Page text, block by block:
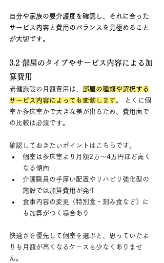
自分や家族の要介護度を確認し、それに合った
サービス内容と費用のバランスを見極めること
が大切です。
3.2 部屋のタイプやサービス内容による加
算費用
老健施設の月額費用は、 部屋の種類や選択する
サービス内容によっても変動 します。 とくに個
室か多床室かで大きな差が出るため、費用面で
の比較は必須です。
確認しておきたいポイントはこちらです。
個室は多床室より月額2万〜4万円ほど高く
なる傾向
介護職員の手厚い配置やリハビリ強化型の
施設では加算費用が発生
食事内容の変更（特別食・刻み食など）に
も加算がつく場合あり
快適さを優先して個室を選ぶと、思っていたよ
りも月額が高くなるケースも少なくありませ
ん。